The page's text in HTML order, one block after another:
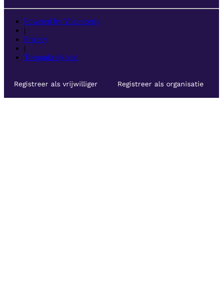
Powered by Volunteerly
|
Privacy
|
Toegankelijkheid
Registreer als vrijwilliger Registreer als organisatie